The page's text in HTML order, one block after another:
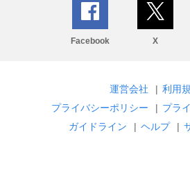
Facebook X
運営会社 | 利用
プライバシーポリシー
| プラ
ガイドライン
| ヘルプ |